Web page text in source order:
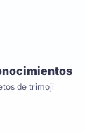
de trimoji